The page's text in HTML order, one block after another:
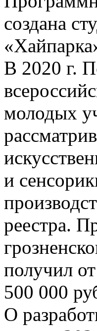
создана
В 2020 г.
молодых
и
реестра.
получил
500 000
О